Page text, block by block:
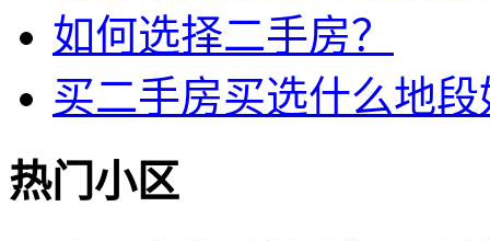
如何选择二手房？
买二手房买选什么地段
热门小区